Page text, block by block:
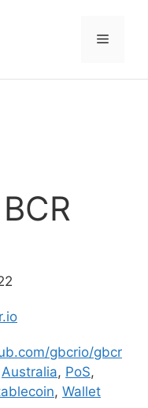
Меню
gbcrio/gbcr
Australia, PoS,
, Wallet